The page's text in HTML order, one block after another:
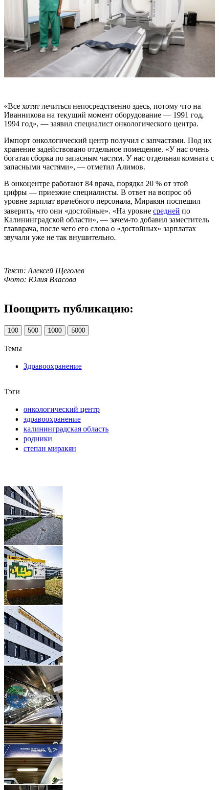
«Все хотят лечиться непосредственно здесь, потому что на
Иванникова на текущий момент оборудование — 1991 год,
1994 год», — заявил специалист онкологического центра.
Импорт онкологический центр получил с запчастями. Под их
хранение задействовано отдельное помещение. «У нас очень
богатая сборка по запасным частям. У нас отдельная комната с
запасными частями», — отметил Алимов.
В онкоцентре работают 84 врача, порядка 20 % от этой
цифры — приезжие специалисты. В ответ на вопрос об
уровне зарплат врачебного персонала, Миракян поспешил
заверить, что они «достойные». «На уровне средней по
Калининградской области», — зачем-то добавил заместитель
главврача, после чего его слова о «достойных» зарплатах
звучали уже не так внушительно.
Текст: Алексей Щеголев
Фото: Юлия Власова
Поощрить публикацию:
100 500 1000 5000
Темы
Здравоохранение
Тэги
онкологический центр
здравоохранение
калининградская область
родники
степан миракян